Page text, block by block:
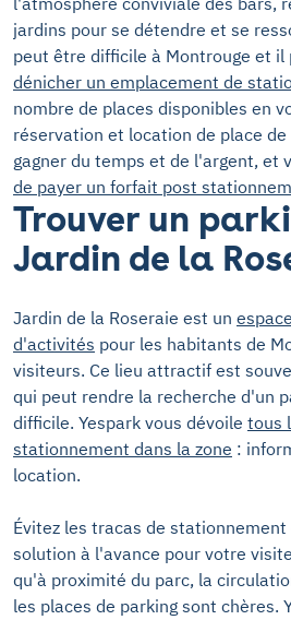
jardins pour se détendre et se
peut être difficile à Montrouge et
dénicher un emplacement de
nombre de places disponibles en
réservation et location de place de
gagner du temps et de l'argent, et
de payer un forfait post
Trouver un
Jardin de la
Jardin de la Roseraie est un
d'activités pour les habitants de
visiteurs. Ce lieu attractif est
qui peut rendre la recherche d'un
difficile. Yespark vous dévoile tous
stationnement dans la zone :
location.
Évitez les tracas de
solution à l'avance pour votre
qu'à proximité du parc, la
les places de parking sont chères.